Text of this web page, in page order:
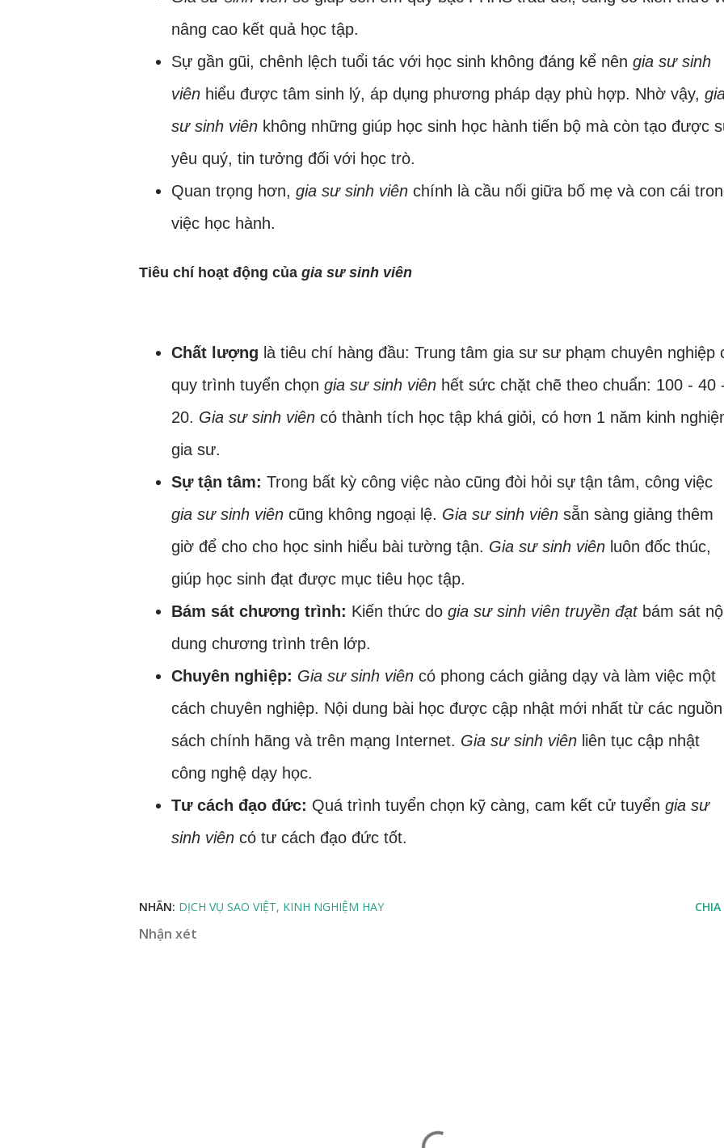
nâng cao kết quả học tập.
Sự gần gũi, chênh lệch tuổi tác với học sinh không đáng kể nên gia sư sinh
viên hiểu được tâm sinh lý, áp dụng phương pháp dạy phù hợp. Nhờ vậy,
sư sinh viên không những giúp học sinh học hành tiến bộ mà còn tạo được
yêu quý, tin tưởng đối với học trò.
Quan trọng hơn, gia sư sinh viên chính là cầu nối giữa bố mẹ và con cái
việc học hành.
Tiêu chí hoạt động của gia sư sinh viên
Chất lượng là tiêu chí hàng đầu: Trung tâm gia sư sư phạm chuyên nghiệp
quy trình tuyển chọn gia sư sinh viên hết sức chặt chẽ theo chuẩn: 100 - 40
20. Gia sư sinh viên có thành tích học tập khá giỏi, có hơn 1 năm kinh
gia sư.
Sự tận tâm: Trong bất kỳ công việc nào cũng đòi hỏi sự tận tâm, công việc
gia sư sinh viên cũng không ngoại lệ. Gia sư sinh viên sẵn sàng giảng thêm
giờ để cho cho học sinh hiểu bài tường tận. Gia sư sinh viên luôn đốc thúc,
giúp học sinh đạt được mục tiêu học tập.
Bám sát chương trình: Kiến thức do gia sư sinh viên truyền đạtbám sát
dung chương trình trên lớp.
Chuyên nghiệp: Gia sư sinh viên có phong cách giảng dạy và làm việc một
cách chuyên nghiệp. Nội dung bài học được cập nhật mới nhất từ các nguồn
sách chính hãng và trên mạng Internet. Gia sư sinh viên liên tục cập nhật
công nghệ dạy học.
Tư cách đạo đức: Quá trình tuyển chọn kỹ càng, cam kết cử tuyển gia sư
sinh viên có tư cách đạo đức tốt.
NHÃN: DỊCH VỤ SAO VIỆT KINH NGHIỆM HAY CHIA
Nhận xét